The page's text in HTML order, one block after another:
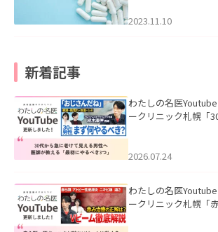
2023.11.10
新着記事
わたしの名医
ークリニック札幌「
た。
2026.07.24
わたしの名医
ークリニック札幌「